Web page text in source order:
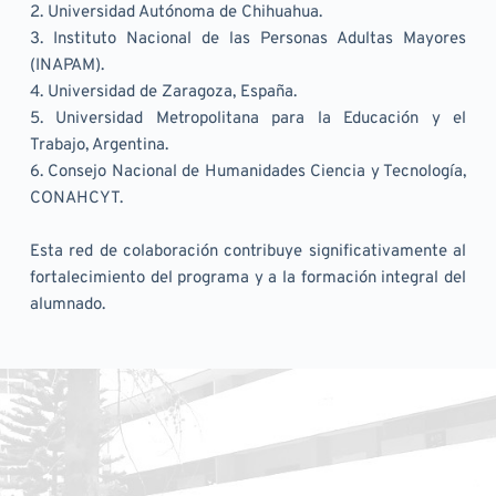
2. Universidad Autónoma de Chihuahua.
3. Instituto Nacional de las Personas Adultas Mayores
(INAPAM).
4. Universidad de Zaragoza, España.
5. Universidad Metropolitana para la Educación y el
Trabajo, Argentina.
6. Consejo Nacional de Humanidades Ciencia y Tecnología,
CONAHCYT.
Esta red de colaboración contribuye significativamente al
fortalecimiento del programa y a la formación integral del
alumnado.